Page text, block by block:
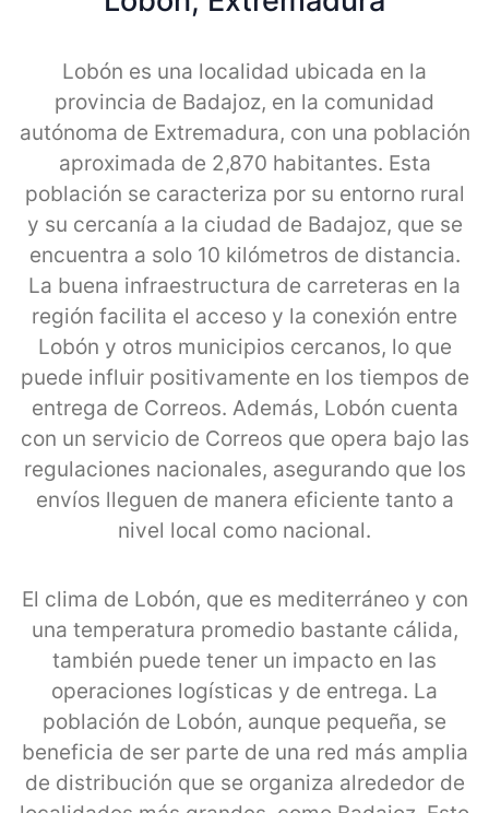
Lobón es una localidad ubicada en la
provincia de Badajoz, en la comunidad
autónoma de Extremadura, con una población
aproximada de 2,870 habitantes. Esta
población se caracteriza por su entorno rural
y su cercanía a la ciudad de Badajoz, que se
encuentra a solo 10 kilómetros de distancia.
La buena infraestructura de carreteras en la
región facilita el acceso y la conexión entre
Lobón y otros municipios cercanos, lo que
puede influir positivamente en los tiempos de
entrega de Correos. Además, Lobón cuenta
con un servicio de Correos que opera bajo las
regulaciones nacionales, asegurando que los
envíos lleguen de manera eficiente tanto a
nivel local como nacional.
El clima de Lobón, que es mediterráneo y con
una temperatura promedio bastante cálida,
también puede tener un impacto en las
operaciones logísticas y de entrega. La
población de Lobón, aunque pequeña, se
beneficia de ser parte de una red más amplia
de distribución que se organiza alrededor de